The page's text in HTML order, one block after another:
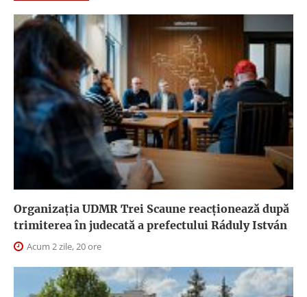
Organizația UDMR Trei Scaune reacționează după
trimiterea în judecată a prefectului Ráduly István
Acum 2 zile, 20 ore